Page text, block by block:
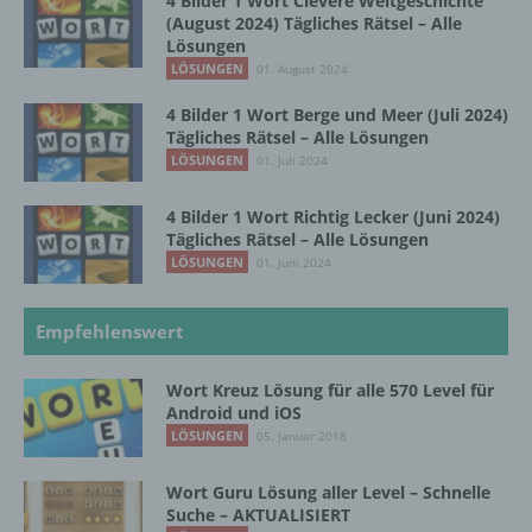
(August 2024) Tägliches Rätsel – Alle
Lösungen
LÖSUNGEN 01. August 2024
4 Bilder 1 Wort Berge und Meer (Juli 2024)
Tägliches Rätsel – Alle Lösungen
LÖSUNGEN 01. Juli 2024
4 Bilder 1 Wort Richtig Lecker (Juni 2024)
Tägliches Rätsel – Alle Lösungen
LÖSUNGEN 01. Juni 2024
Empfehlenswert
Wort Kreuz Lösung für alle 570 Level für
Android und iOS
LÖSUNGEN 05. Januar 2018
Wort Guru Lösung aller Level – Schnelle
Suche – AKTUALISIERT
natürlichen Person sind, identifiziert werden
kann.
b) betroffene Person
Betroffene Person ist jede identifizierte oder
personenbezogene Daten von dem für die
Verarbeitung Verantwortlichen verarbeitet
werden.
c) Verarbeitung
Verarbeitung ist jeder mit oder ohne Hilfe
automatisierter Verfahren ausgeführte
Vorgang oder jede solche Vorgangsreihe im
Daten wie das Erheben, das Erfassen, die
Organisation, das Ordnen, die Speicherung,